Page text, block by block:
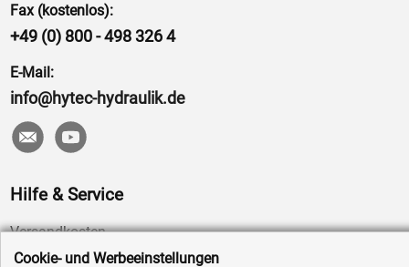
Fax (kostenlos):
+49 (0) 800 - 498 326 4
E-Mail:
info@hytec-hydraulik.de
Hilfe & Service
Versandkosten
Zahlungsarten
Cookie- und Werbeeinstellungen